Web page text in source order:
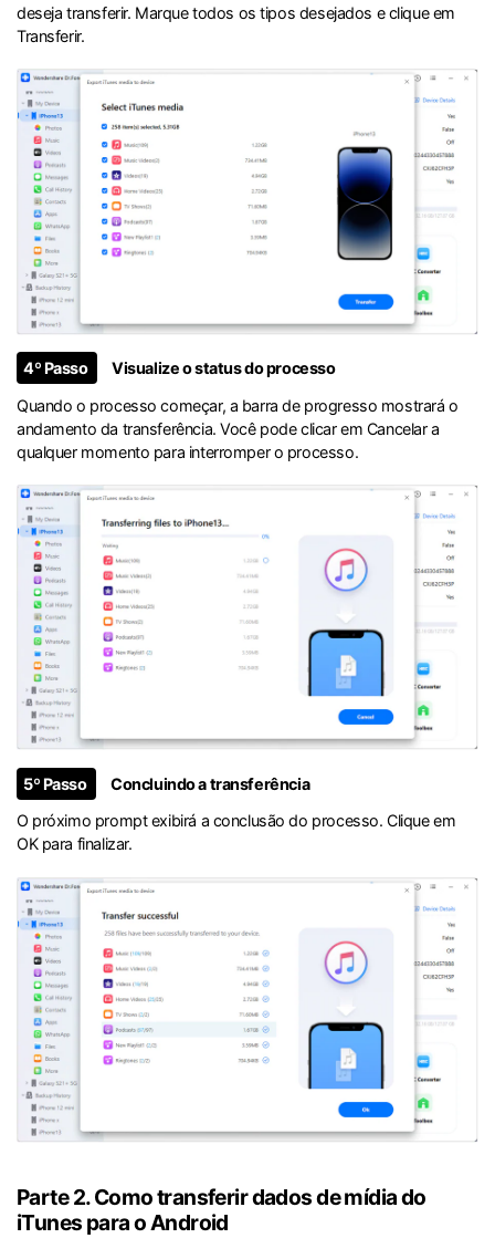
deseja transferir. Marque todos os tipos desejados e clique em
Transferir.
4º Passo
Visualize o status do processo
Quando o processo começar, a barra de progresso mostrará o
andamento da transferência. Você pode clicar em Cancelar a
qualquer momento para interromper o processo.
5º Passo
Concluindo a transferência
O próximo prompt exibirá a conclusão do processo. Clique em
OK para finalizar.
Parte 2. Como transferir dados de mídia do
iTunes para o Android